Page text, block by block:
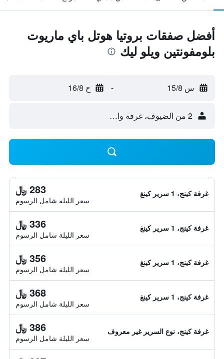
أفضل صفقات بروتيا هوتل باي ماريوت
بلومفونتين ويلو ليك
س 15/8 - ح 16/8
2 من الضيوف، غرفة واحدة
غرفة كينج، 1 سرير كينغ 283 ﷼
سعر الليلة شامل الرسوم
غرفة كينج، 1 سرير كينغ 336 ﷼
سعر الليلة شامل الرسوم
غرفة كينج، 1 سرير كينغ 356 ﷼
سعر الليلة شامل الرسوم
غرفة كينج، 1 سرير كينغ 368 ﷼
سعر الليلة شامل الرسوم
غرفة كينج، نوع السرير غير معروف 386 ﷼
سعر الليلة شامل الرسوم